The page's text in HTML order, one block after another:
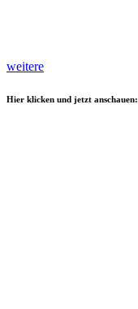
weitere
Hier klicken und jetzt anschauen: